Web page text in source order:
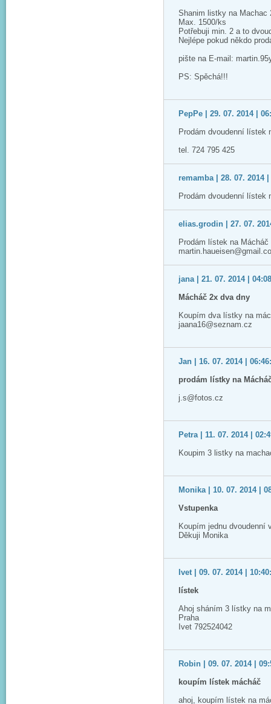
Shanim listky na Machac
Max. 1500/ks
Potřebuji min. 2 a to
Nejlépe pokud někdo
pište na E-mail:
PS: Spěchá!!!
PepPe | 29. 07. 2014 |
Prodám dvoudenní lístek
tel. 724 795 425
remamba | 28. 07. 2014 |
Prodám dvoudenní lístek
elias.grodin | 27. 07.
Prodám lístek na
jana | 21. 07. 2014 |
Mácháč 2x dva dny
Koupím dva lístky na
jaana16@seznam.cz
Jan | 16. 07. 2014 |
prodám lístky na
j.s@fotos.cz
Petra | 11. 07. 2014 |
Koupim 3 listky na
Monika | 10. 07. 2014 |
Vstupenka
Koupím jednu dvoudenní
Děkuji Monika
Ivet | 09. 07. 2014 |
lístek
Ahoj sháním 3 lístky na
Praha
Ivet 792524042
Robin | 09. 07. 2014 |
koupím lístek mácháč
ahoj, koupím lístek na